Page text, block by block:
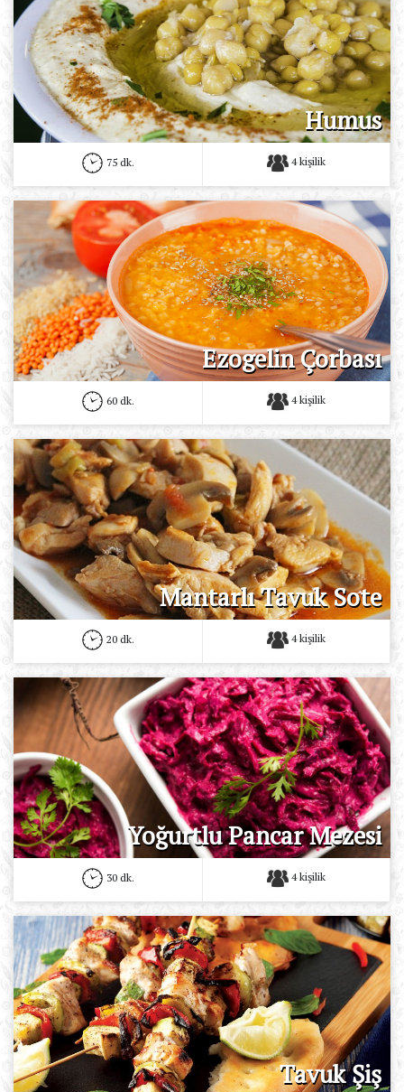
Humus
75 dk. 4 kişilik
Ezogelin Çorbası
60 dk. 4 kişilik
Mantarlı Tavuk Sote
20 dk. 4 kişilik
Yoğurtlu Pancar Mezesi
30 dk. 4 kişilik
Tavuk Şiş